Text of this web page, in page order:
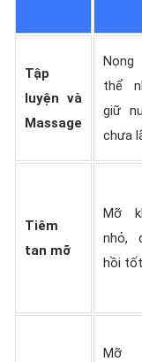
Tập
luyện và
Massage
thể
giữ
chưa
Tiêm
tan mỡ
Mỡ
nhỏ,
hồi
Mỡ